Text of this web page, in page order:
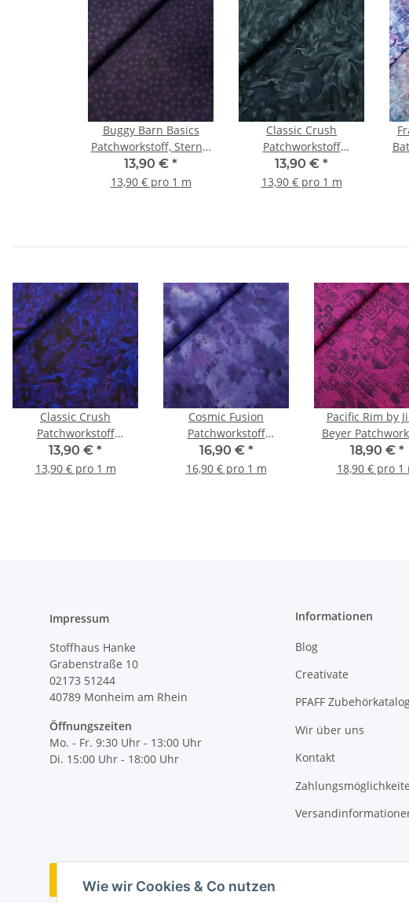
Wie wir Cookies & Co nutzen
Buggy Barn Basics
Patchworkstoff, Sterne,
dunkellila
13,90 € *
13,90 € pro 1 m
Classic Crush
Patchworkstoff
Batikoptik
dunkelgrün/petrol
13,90 € *
13,90 € pro 1 m
Classic Crush
Patchworkstoff
Batikoptik lila, blau
13,90 € *
13,90 € pro 1 m
Cosmic Fusion
Patchworkstoff
Batikoptik lila
16,90 € *
16,90 € pro 1 m
Pacific Rim by
Beyer
grafisch beere
18,90 € *
18,90 € pro 1
Impressum
Stoffhaus Hanke
Grabenstraße 10
02173 51244
40789 Monheim am Rhein
Öffnungszeiten
Mo. - Fr. 9:30 Uhr - 13:00 Uhr
Di. 15:00 Uhr - 18:00 Uhr
Informationen
Blog
Creativate
PFAFF
Wir über uns
Kontakt
Vertrag widerrufen